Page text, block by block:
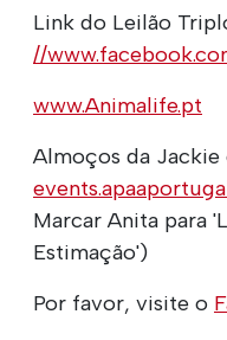
Link do Leilão
//
www.Animalife.pt
Almoços da Jackie
Marcar Anita para
Estimação')
Por favor, visite o